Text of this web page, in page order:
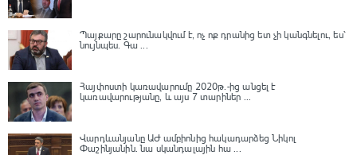
Պայքարը շարունակվում է, ոչ ոք դրանից ետ չի կանգնելու, ես՝
նույնպես․ Գա ...
Հայփոստի կառավարումը 2020թ.-ից անցել է
կառավարությանը, և այս 7 տարիներ ...
Վարդևանյանը ԱԺ ամբիոնից հակադարձեց Նիկոլ
Փաշինյանին․ նա սկանդալային հա ...